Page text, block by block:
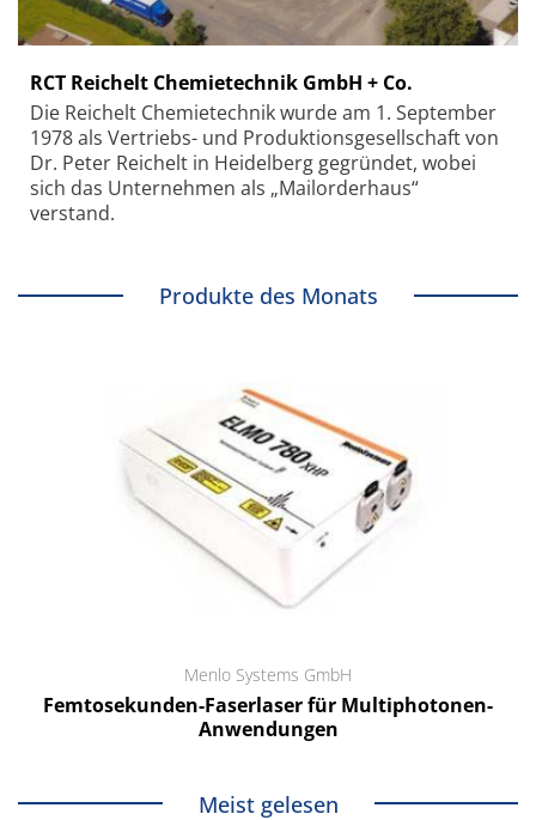
RCT Reichelt Chemietechnik GmbH + Co.
Die Reichelt Chemietechnik wurde am 1. September
1978 als Vertriebs- und Produktionsgesellschaft von
Dr. Peter Reichelt in Heidelberg gegründet, wobei
sich das Unternehmen als „Mailorderhaus“
verstand.
Produkte des Monats
Menlo Systems GmbH
Femtosekunden-Faserlaser für Multiphotonen-
Anwendungen
Meist gelesen